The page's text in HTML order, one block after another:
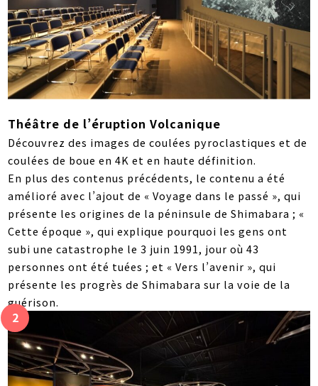
Théâtre de l’éruption Volcanique
Découvrez des images de coulées pyroclastiques et de
coulées de boue en 4K et en haute définition.
En plus des contenus précédents, le contenu a été
amélioré avec l’ajout de « Voyage dans le passé », qui
présente les origines de la péninsule de Shimabara ; «
Cette époque », qui explique pourquoi les gens ont
subi une catastrophe le 3 juin 1991, jour où 43
personnes ont été tuées ; et « Vers l’avenir », qui
présente les progrès de Shimabara sur la voie de la
guérison.